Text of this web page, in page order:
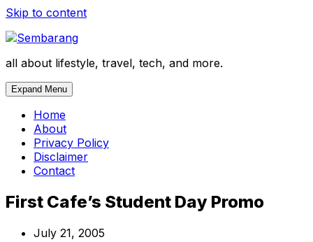
Skip to content
all about lifestyle, travel, tech, and more.
Expand Menu
Home
About
Privacy Policy
Disclaimer
Contact
First Cafe’s Student Day Promo
July 21, 2005